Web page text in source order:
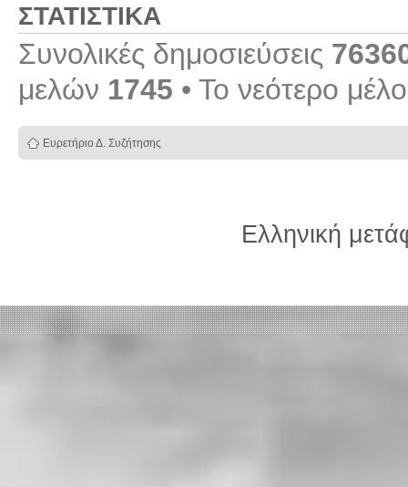
ΣΤΑΤΙΣΤΙΚΆ
Συνολικές δημοσιεύσεις
μελών 1745 • Το νεότερο
Ευρετήριο Δ. Συζήτησης
Ελληνική